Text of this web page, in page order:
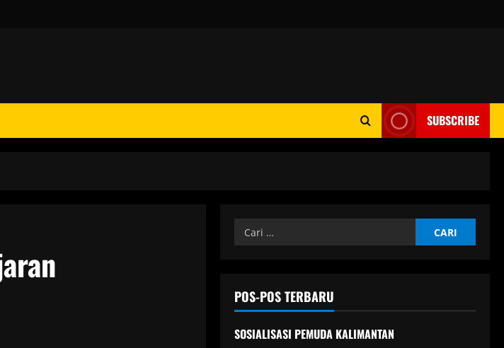
SUBSCRIBE
Cari
untuk:
POS-POS TERBARU
SOSIALISASI PEMUDA KALIMANTAN